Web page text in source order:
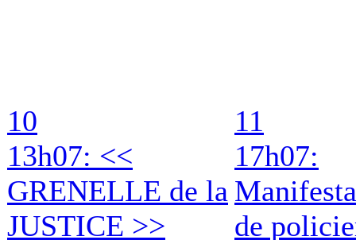
10
13h07: <<
GRENELLE de la
JUSTICE >>
11
17h07:
de